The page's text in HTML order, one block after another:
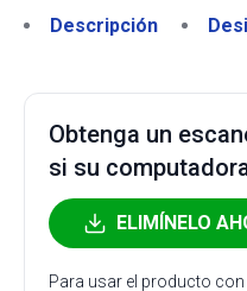
Descripción
Obtenga un
si su
ELIMÍNELO
Para usar el producto